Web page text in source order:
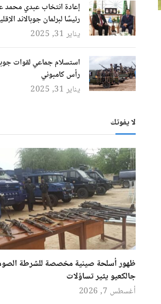
إعادة انتخاب عبدي محمد
رئيسًا لبرلمان جوبالاند
يناير 31, 2025
استسلام جماعي لقوات
رأس كامبوني
يناير 31, 2025
لا يفوتك
ظهور أسلحة صينية مخصصة للشرطة
جالكعيو يثير تساؤلات
أغسطس 7, 2026